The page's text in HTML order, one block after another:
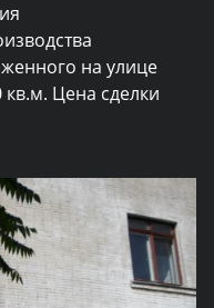
на улице
Цена сделки